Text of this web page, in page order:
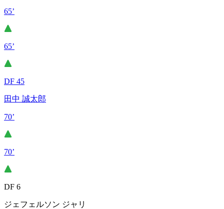
65’
65’
DF 45
田中 誠太郎
70’
70’
DF 6
ジェフェルソン ジャリ